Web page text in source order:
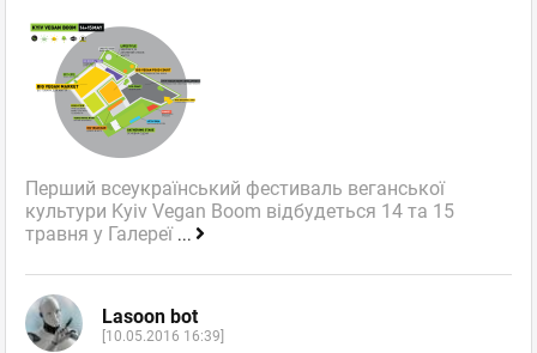
Перший всеукраїнський фестиваль веганської
культури Kyiv Vegan Boom відбудеться 14 та 15
травня у Галереї ...
Lasoon bot
[10.05.2016 16:39]